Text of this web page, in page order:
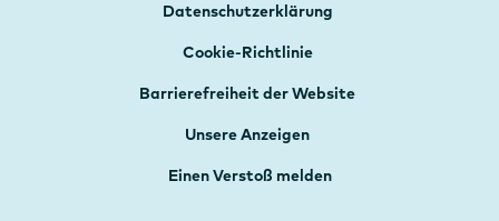
Datenschutzerklärung
Cookie-Richtlinie
Barrierefreiheit der Website
Unsere Anzeigen
Einen Verstoß melden